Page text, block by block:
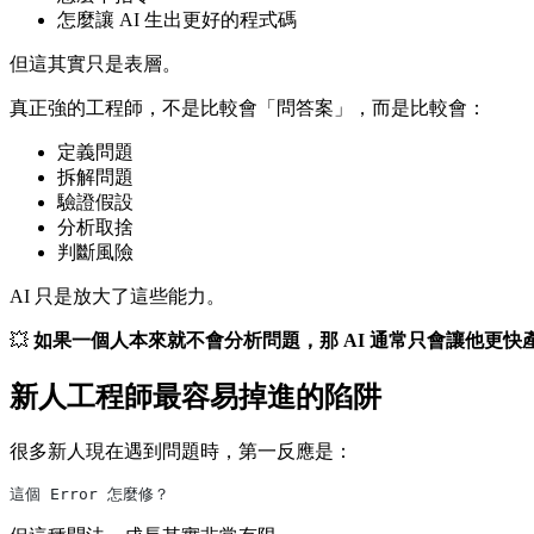
怎麼讓 AI 生出更好的程式碼
但這其實只是表層。
真正強的工程師，不是比較會「問答案」，而是比較會：
定義問題
拆解問題
驗證假設
分析取捨
判斷風險
AI 只是放大了這些能力。
💥 如果一個人本來就不會分析問題，那 AI 通常只會讓他更快
新人工程師最容易掉進的陷阱
很多新人現在遇到問題時，第一反應是：
這個 Error 怎麼修？